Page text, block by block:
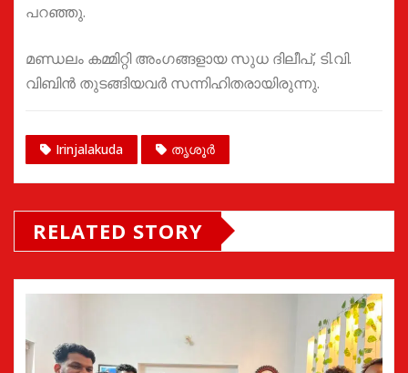
പറഞ്ഞു.
മണ്ഡലം കമ്മിറ്റി അംഗങ്ങളായ സുധ ദിലീപ്, ടി.വി.
വിബിൻ തുടങ്ങിയവർ സന്നിഹിതരായിരുന്നു.
Irinjalakuda തൃശൂർ
RELATED STORY